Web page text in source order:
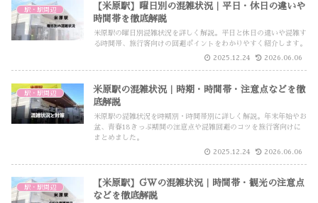
駅・駅周辺
【米原駅】曜日別の混雑状況｜平日・休日の違いや
時間帯を徹底解説
米原駅の曜日別混雑状況を詳しく解説。平日と休日の違いや混雑す
る時間帯、旅行客向けの回避ポイントをわかりやすく紹介します。
2025.12.24 2026.06.06
駅・駅周辺
米原駅の混雑状況｜時期・時間帯・注意点などを徹
底解説
米原駅の混雑状況を時期別・時間帯別に詳しく解説。年末年始やお
盆、青春18きっぷ期間の注意点や混雑回避のコツを旅行客向けに
まとめました。
2025.12.24 2026.06.06
駅・駅周辺
【米原駅】GWの混雑状況｜時間帯・観光の注意点
などを徹底解説